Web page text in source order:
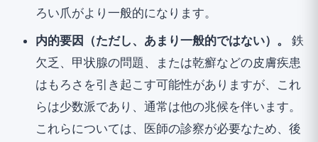
ろい爪がより一般的になります。
内的要因（ただし、あまり一般的ではない）。
鉄
欠乏、甲状腺の問題、または乾癬などの皮膚疾患
はもろさを引き起こす可能性がありますが、これ
らは少数派であり、通常は他の兆候を伴います。
これらについては、医師の診察が必要なため、後